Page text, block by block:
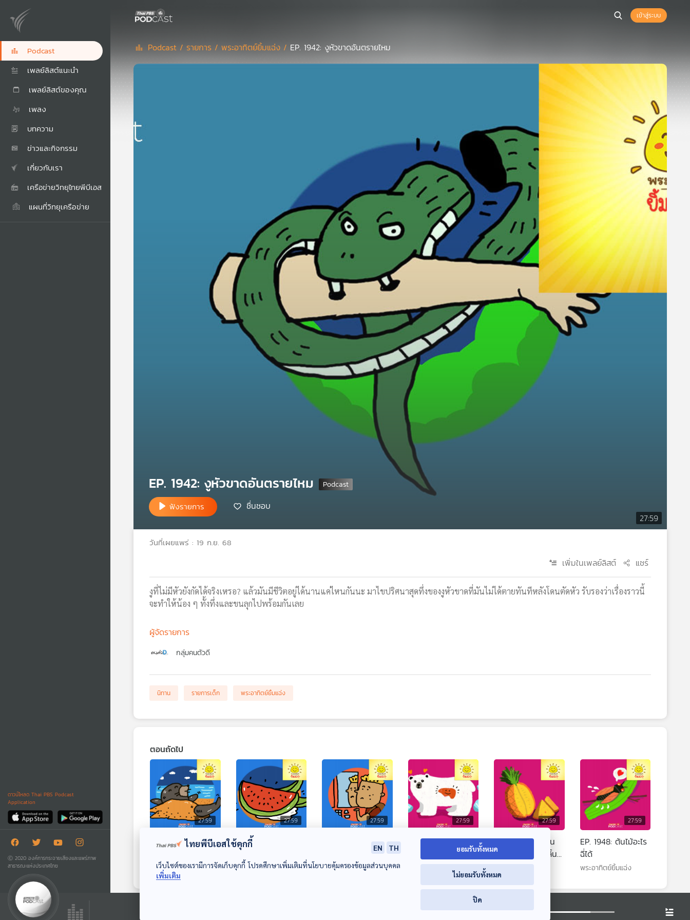
Podcast
เพลย์ลิสต์แนะนำ
เพลย์ลิสต์ของคุณ
เพลง
บทความ
ข่าวและกิจกรรม
เกี่ยวกับเรา
เครือข่ายวิทยุไทยพีบีเอส
แผนที่วิทยุเครือข่าย
ดาวน์โหลด Thai PBS Podcast
Application
Ⓒ 2020 องค์การกระจายเสียงและแพร่ภาพ
สาธารณะแห่งประเทศไทย
เข้าสู่ระบบ
Podcast / รายการ /พระอาทิตย์ยิ้มแฉ่ง / EP. 1942: งูหัวขาดอันตรายไหม
27:59
EP. 1942: งูหัวขาดอันตรายไหม
ฟังรายการ ชื่นชอบ
วันที่เผยแพร่ : 19 ก.ย. 68
เพิ่มในเพลย์ลิสต์ แชร์
งูที่ไม่มีหัวยังกัดได้จริงเหรอ? แล้วมันมีชีวิตอยู่ได้นานแค่ไหนกันนะ มาไขปริศนาสุดทึ่งของงูหัวขาดที่มันไม่ได้ตายทันทีหลังโดนตัดหัว รับรองว่าเรื่องราวนี้
จะทำให้น้อง ๆ ทั้งทึ่งและขนลุกไปพร้อมกันเลย
ผู้จัดรายการ
กลุ่มคนตัวดี
นิทาน รายการเด็ก พระอาทิตย์ยิ้มแฉ่ง
ตอนถัดไป
27:59
EP. 1943: แมวน้ำกับ
พระอาทิตย์ยิ้มแฉ่ง
27:59
EP. 1944: เปลือก
แตงโมมหัศจรรย์
พระอาทิตย์ยิ้มแฉ่ง
27:59
EP. 1945: กระจกใน
ลิฟต์…มีไว้ทำไมนะ
พระอาทิตย์ยิ้มแฉ่ง
27:59
EP. 1946: กินไม่ได้นะ!
พระอาทิตย์ยิ้มแฉ่ง
27:59
EP. 1947: ทำไมกิน
สับปะรดแล้วแสบลิ้น
แต่ฟันไม่เป็นไร
พระอาทิตย์ยิ้มแฉ่ง
27:59
EP. 1948: ต้นไม้อะไร
ฉี่ได้
พระอาทิตย์ยิ้มแฉ่ง
00:00:00
ไทยพีบีเอสใช้คุกกี้ EN
TH
เว็บไซต์ของเรามีการจัดเก็บคุกกี้ โปรดศึกษาเพิ่มเติมที่นโยบายคุ้มครองข้อมูลส่วนบุคคล
เพิ่มเติม
ยอมรับทั้งหมด
ไม่ยอมรับทั้งหมด
ปิด